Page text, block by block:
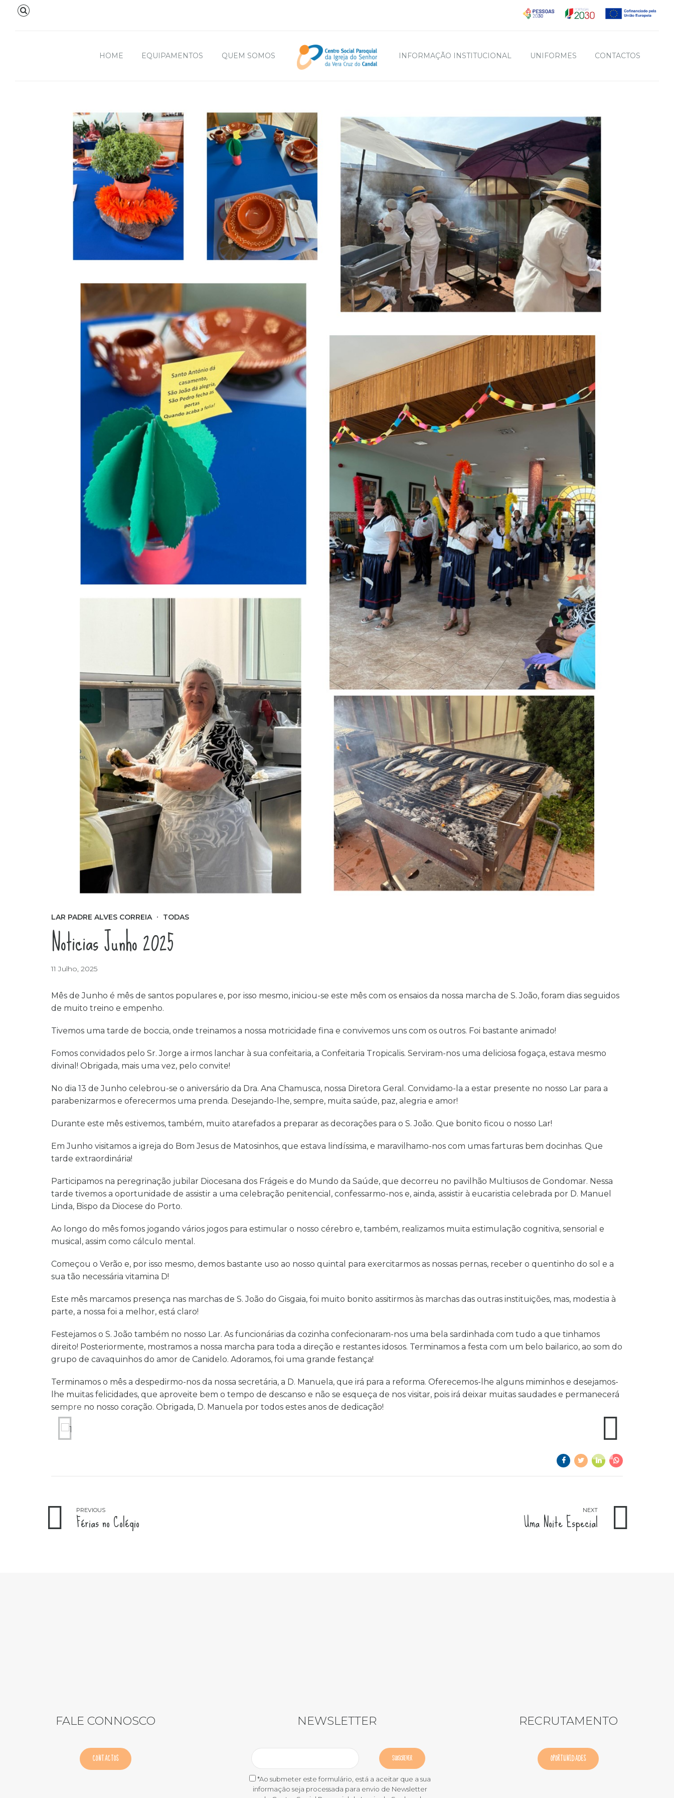
HOME EQUIPAMENTOS QUEM SOMOS INFORMAÇÃO INSTITUCIONAL UNIFORMES CONTACTOS
LAR PADRE ALVES CORREIA TODAS
Noticias Junho 2025
11 Julho, 2025
Mês de Junho é mês de santos populares e, por isso mesmo, iniciou-se este mês com os ensaios da nossa marcha de S. João, foram dias seguidos
de muito treino e empenho.
Tivemos uma tarde de boccia, onde treinamos a nossa motricidade fina e convivemos uns com os outros. Foi bastante animado!
Fomos convidados pelo Sr. Jorge a irmos lanchar à sua confeitaria, a Confeitaria Tropicalis. Serviram-nos uma deliciosa fogaça, estava mesmo
divinal! Obrigada, mais uma vez, pelo convite!
No dia 13 de Junho celebrou-se o aniversário da Dra. Ana Chamusca, nossa Diretora Geral. Convidamo-la a estar presente no nosso Lar para a
parabenizarmos e oferecermos uma prenda. Desejando-lhe, sempre, muita saúde, paz, alegria e amor!
Durante este mês estivemos, também, muito atarefados a preparar as decorações para o S. João. Que bonito ficou o nosso Lar!
Em Junho visitamos a igreja do Bom Jesus de Matosinhos, que estava lindíssima, e maravilhamo-nos com umas farturas bem docinhas. Que
tarde extraordinária!
Participamos na peregrinação jubilar Diocesana dos Frágeis e do Mundo da Saúde, que decorreu no pavilhão Multiusos de Gondomar. Nessa
tarde tivemos a oportunidade de assistir a uma celebração penitencial, confessarmo-nos e, ainda, assistir à eucaristia celebrada por D. Manuel
Linda, Bispo da Diocese do Porto.
Ao longo do mês fomos jogando vários jogos para estimular o nosso cérebro e, também, realizamos muita estimulação cognitiva, sensorial e
musical, assim como cálculo mental.
Começou o Verão e, por isso mesmo, demos bastante uso ao nosso quintal para exercitarmos as nossas pernas, receber o quentinho do sol e a
sua tão necessária vitamina D!
Este mês marcamos presença nas marchas de S. João do Gisgaia, foi muito bonito assitirmos às marchas das outras instituições, mas, modestia à
parte, a nossa foi a melhor, está claro!
Festejamos o S. João também no nosso Lar. As funcionárias da cozinha confecionaram-nos uma bela sardinhada com tudo a que tinhamos
direito! Posteriormente, mostramos a nossa marcha para toda a direção e restantes idosos. Terminamos a festa com um belo bailarico, ao som do
grupo de cavaquinhos do amor de Canidelo. Adoramos, foi uma grande festança!
Terminamos o mês a despedirmo-nos da nossa secretária, a D. Manuela, que irá para a reforma. Oferecemos-lhe alguns miminhos e desejamos-
lhe muitas felicidades, que aproveite bem o tempo de descanso e não se esqueça de nos visitar, pois irá deixar muitas saudades e permanecerá
sempre no nosso coração. Obrigada, D. Manuela por todos estes anos de dedicação!
PREVIOUS
Férias no Colégio NEXT
Uma Noite Especial
FALE CONNOSCO
CONTACTOS
NEWSLETTER
*Ao submeter este formulário, está a aceitar que a sua
informação seja processada para envio de Newsletter
RECRUTAMENTO
OPORTUNIDADES